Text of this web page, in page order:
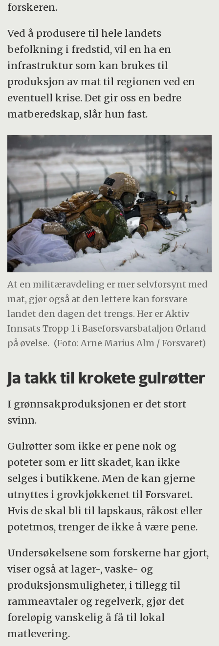
forskeren.
Ved å produsere til hele landets
befolkning i fredstid, vil en ha en
infrastruktur som kan brukes til
produksjon av mat til regionen ved en
eventuell krise. Det gir oss en bedre
matberedskap, slår hun fast.
At en militæravdeling er mer selvforsynt med
mat, gjør også at den lettere kan forsvare
landet den dagen det trengs. Her er Aktiv
Innsats Tropp 1 i Baseforsvarsbataljon Ørland
på øvelse. (Foto: Arne Marius Alm / Forsvaret)
Ja takk til krokete gulrøtter
I grønnsakproduksjonen er det stort
svinn.
Gulrøtter som ikke er pene nok og
poteter som er litt skadet, kan ikke
selges i butikkene. Men de kan gjerne
utnyttes i grovkjøkkenet til Forsvaret.
Hvis de skal bli til lapskaus, råkost eller
potetmos, trenger de ikke å være pene.
Undersøkelsene som forskerne har gjort,
viser også at lager-, vaske- og
produksjonsmuligheter, i tillegg til
rammeavtaler og regelverk, gjør det
foreløpig vanskelig å få til lokal
matlevering.